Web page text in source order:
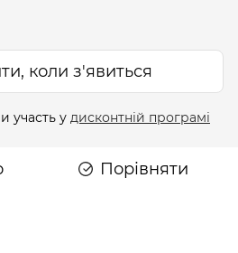
коли з'явиться
участь у дисконтній програмі
Порівняти